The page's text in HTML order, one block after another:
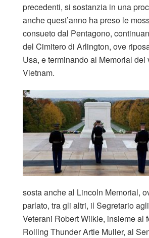
precedenti, si sostanzia in una
anche quest’anno ha preso le
consueto dal Pentagono,
del Cimitero di Arlington, ove
Usa, e terminando al Memorial dei
Vietnam.
sosta anche al Lincoln Memorial,
parlato, tra gli altri, il Segretario
Veterani Robert Wilkie, insieme al
Rolling Thunder Artie Muller, al